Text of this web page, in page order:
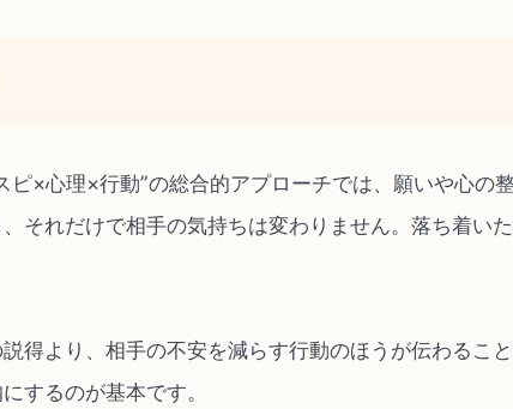
ピ×心理×行動”の総合的アプローチでは、願いや心の
それだけで相手の気持ちは変わりません。落ち着い
得より、相手の不安を減らす行動のほうが伝わるこ
するのが基本です。